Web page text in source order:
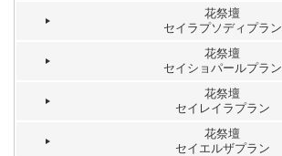
花祭壇
セイラプソディプラン
花祭壇
セイショパールプラン
花祭壇
セイレイラプラン
花祭壇
セイエルザプラン